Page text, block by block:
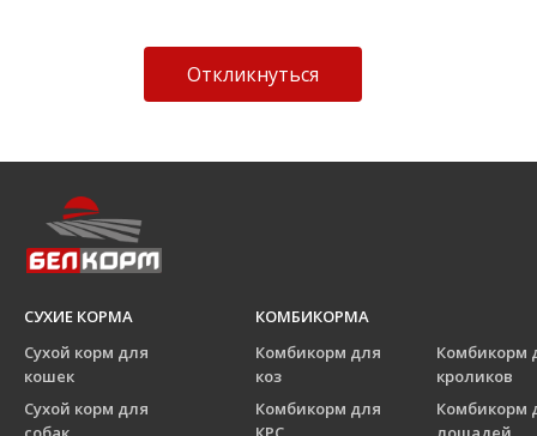
Откликнуться
СУХИЕ КОРМА
Сухой корм для
кошек
Сухой корм для
КОМБИКОРМА
Комбикорм для
коз
Комбикорм
кроликов
Комбикорм для
Комбикорм